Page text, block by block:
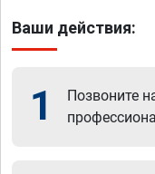
Ваши действия:
1 Позвоните